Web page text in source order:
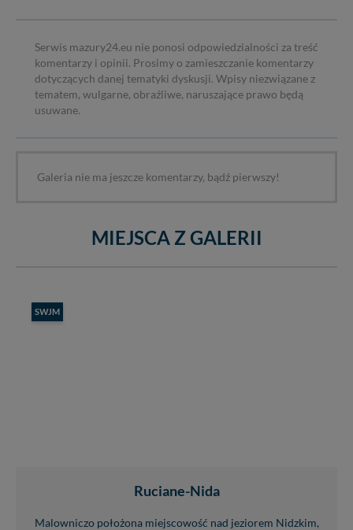
Serwis mazury24.eu nie ponosi odpowiedzialności za treść
komentarzy i opinii. Prosimy o zamieszczanie komentarzy
dotyczących danej tematyki dyskusji. Wpisy niezwiązane z
tematem, wulgarne, obraźliwe, naruszające prawo będą
usuwane.
Galeria nie ma jeszcze komentarzy, bądź pierwszy!
MIEJSCA Z GALERII
SWJM
Ruciane-Nida
Malowniczo położona miejscowość nad jeziorem Nidzkim,